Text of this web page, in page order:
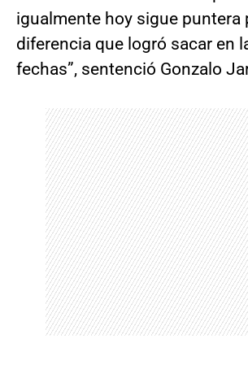
igualmente hoy sigue puntera
diferencia que logró sacar en
fechas”, sentenció Gonzalo